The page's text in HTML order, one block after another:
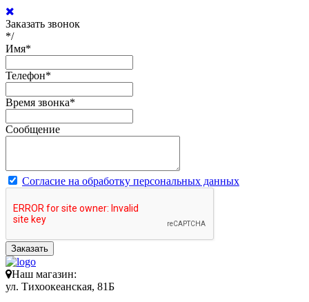
Заказать звонок
*/
Имя*
Телефон*
Время звонка*
Сообщение
Согласие на обработку персональных данных
Заказать
Наш магазин:
ул. Тихоокеанская, 81Б